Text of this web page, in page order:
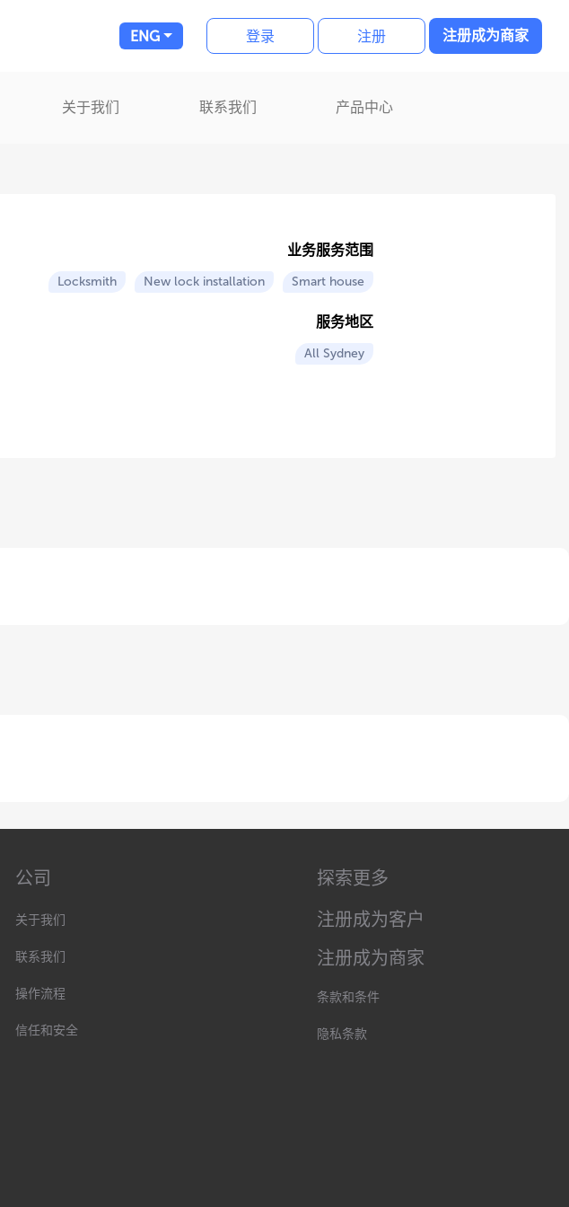
ENG 登录 注册 注册成为商家
关于我们 联系我们 产品中心
业务服务范围
Locksmith New lock installation Smart house
服务地区
All Sydney
公司
关于我们
联系我们
操作流程
信任和安全
探索更多
注册成为客户
注册成为商家
条款和条件
隐私条款